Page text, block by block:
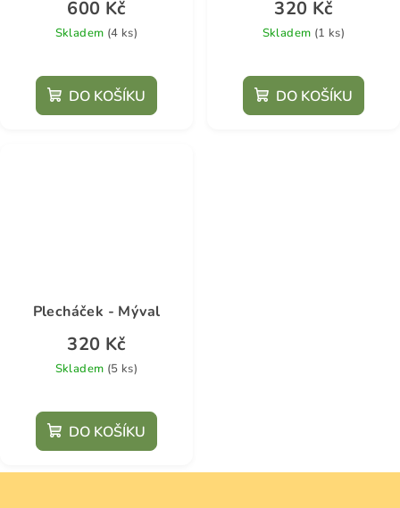
600 Kč
Skladem (4 ks)
DO KOŠÍKU
320 Kč
Skladem (1 ks)
DO KOŠÍKU
Plecháček - Mýval
320 Kč
Skladem (5 ks)
DO KOŠÍKU